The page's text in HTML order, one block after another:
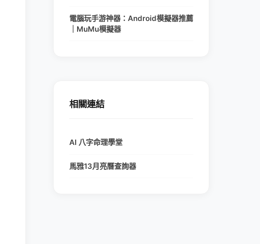
電腦玩手游神器：Android模擬器推薦
｜MuMu模擬器
相關連結
AI 八字命理學堂
馬雅13月亮曆查詢器